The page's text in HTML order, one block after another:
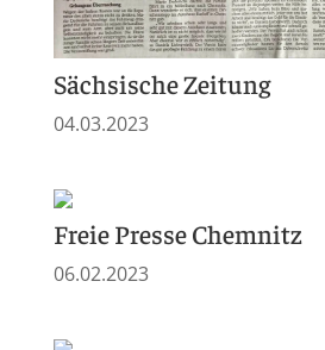
Sächsische Zeitung
04.03.2023
Freie Presse Chemnitz
06.02.2023